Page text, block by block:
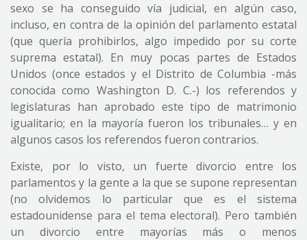
sexo se ha conseguido vía judicial, en algún caso,
incluso, en contra de la opinión del parlamento estatal
(que quería prohibirlos, algo impedido por su corte
suprema estatal). En muy pocas partes de Estados
Unidos (once estados y el Distrito de Columbia -más
conocida como Washington D. C.-) los referendos y
legislaturas han aprobado este tipo de matrimonio
igualitario; en la mayoría fueron los tribunales… y en
algunos casos los referendos fueron contrarios.
Existe, por lo visto, un fuerte divorcio entre los
parlamentos y la gente a la que se supone representan
(no olvidemos lo particular que es el sistema
estadounidense para el tema electoral). Pero también
un divorcio entre mayorías más o menos